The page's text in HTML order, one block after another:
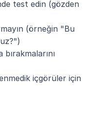
test edin (gözden
(örneğin "Bu
içgörüler için